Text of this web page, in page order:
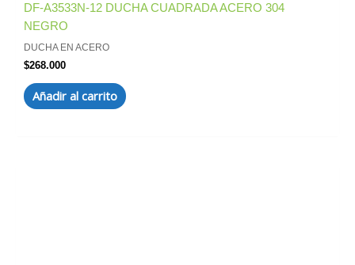
DF-A3533N-12 DUCHA CUADRADA ACERO 304
NEGRO
DUCHA EN ACERO
$268.000
Añadir al carrito